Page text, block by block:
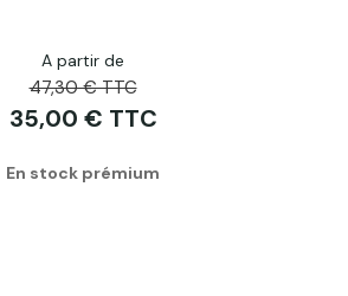
A partir de
47,30 € TTC
35,00 € TTC
En stock prémium